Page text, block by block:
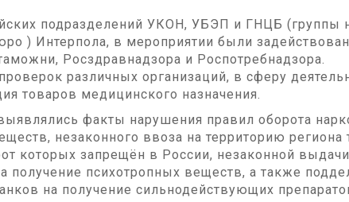
подразделений УКОН, УБЭП и ГНЦБ (группы
) Интерпола, в мероприятии были
Росздравнадзора и Роспотребнадзора.
различных организаций, в сферу
товаров медицинского назначения.
факты нарушения правил оборота
незаконного ввоза на территорию региона
которых запрещён в России, незаконной
получение психотропных веществ, а также
на получение сильнодействующих